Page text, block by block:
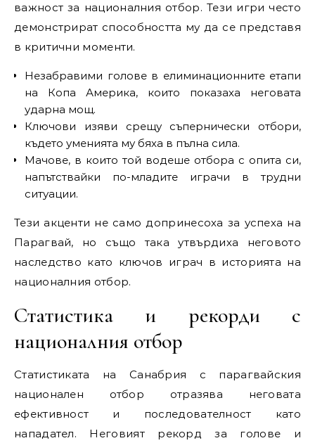
важност за националния отбор. Тези игри често
демонстрират способността му да се представя
в критични моменти.
Незабравими голове в елиминационните етапи
на Копа Америка, които показаха неговата
ударна мощ.
Ключови изяви срещу съпернически отбори,
където уменията му бяха в пълна сила.
Мачове, в които той водеше отбора с опита си,
напътствайки по-младите играчи в трудни
ситуации.
Тези акценти не само допринесоха за успеха на
Парагвай, но също така утвърдиха неговото
наследство като ключов играч в историята на
националния отбор.
Статистика и рекорди с
националния отбор
Статистиката на Санабрия с парагвайския
национален отбор отразява неговата
ефективност и последователност като
нападател. Неговият рекорд за голове и